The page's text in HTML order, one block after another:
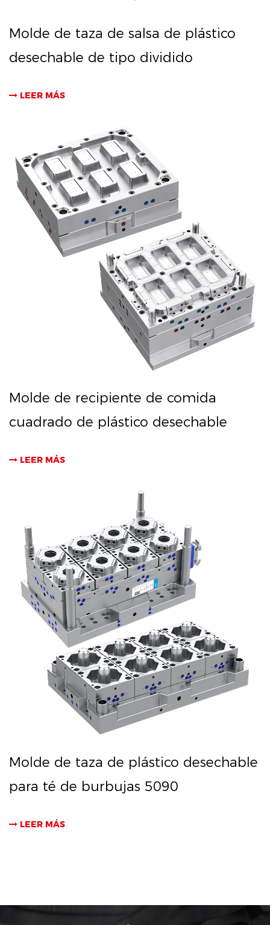
Molde de taza de salsa de plástico
desechable de tipo dividido
LEER MÁS
Molde de recipiente de comida
cuadrado de plástico desechable
LEER MÁS
Molde de taza de plástico desechable
para té de burbujas 5090
LEER MÁS